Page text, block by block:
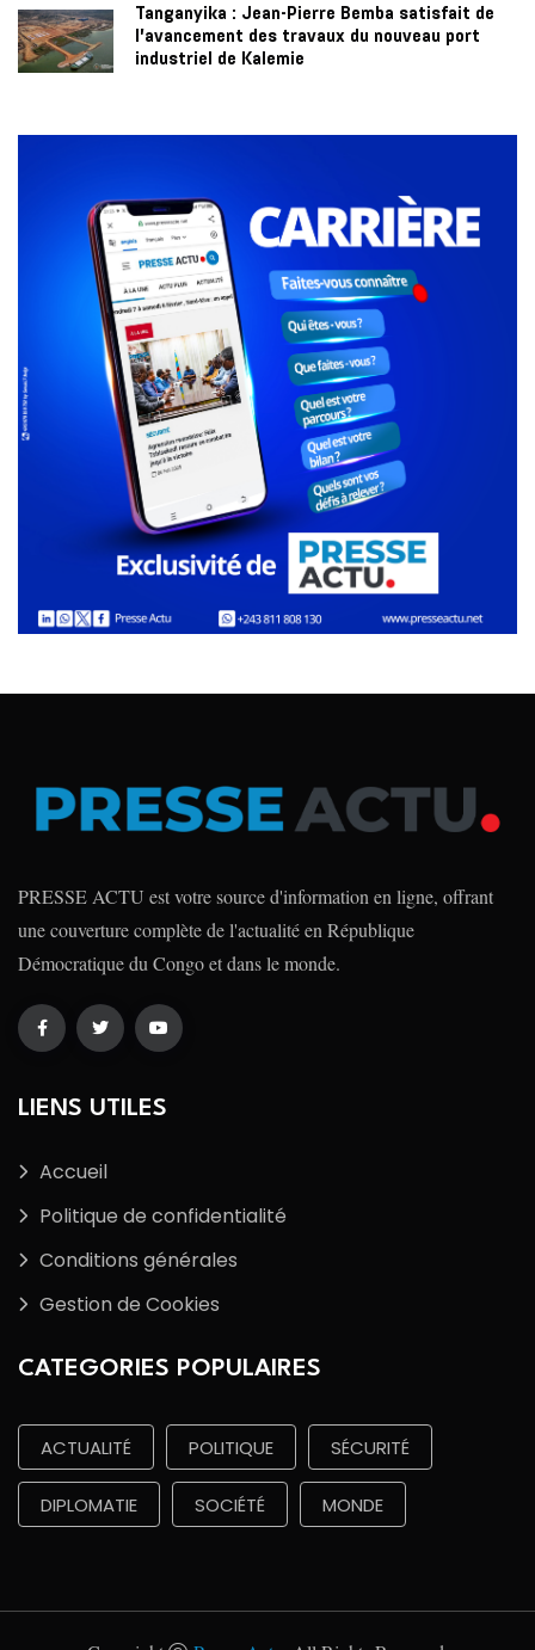
Tanganyika : Jean-Pierre Bemba satisfait de
l’avancement des travaux du nouveau port
industriel de Kalemie
PRESSE ACTU est votre source d'information en ligne, offrant
une couverture complète de l'actualité en République
Démocratique du Congo et dans le monde.
LIENS UTILES
Accueil
Politique de confidentialité
Conditions générales
Gestion de Cookies
CATEGORIES POPULAIRES
ACTUALITÉ POLITIQUE SÉCURITÉ
DIPLOMATIE SOCIÉTÉ MONDE